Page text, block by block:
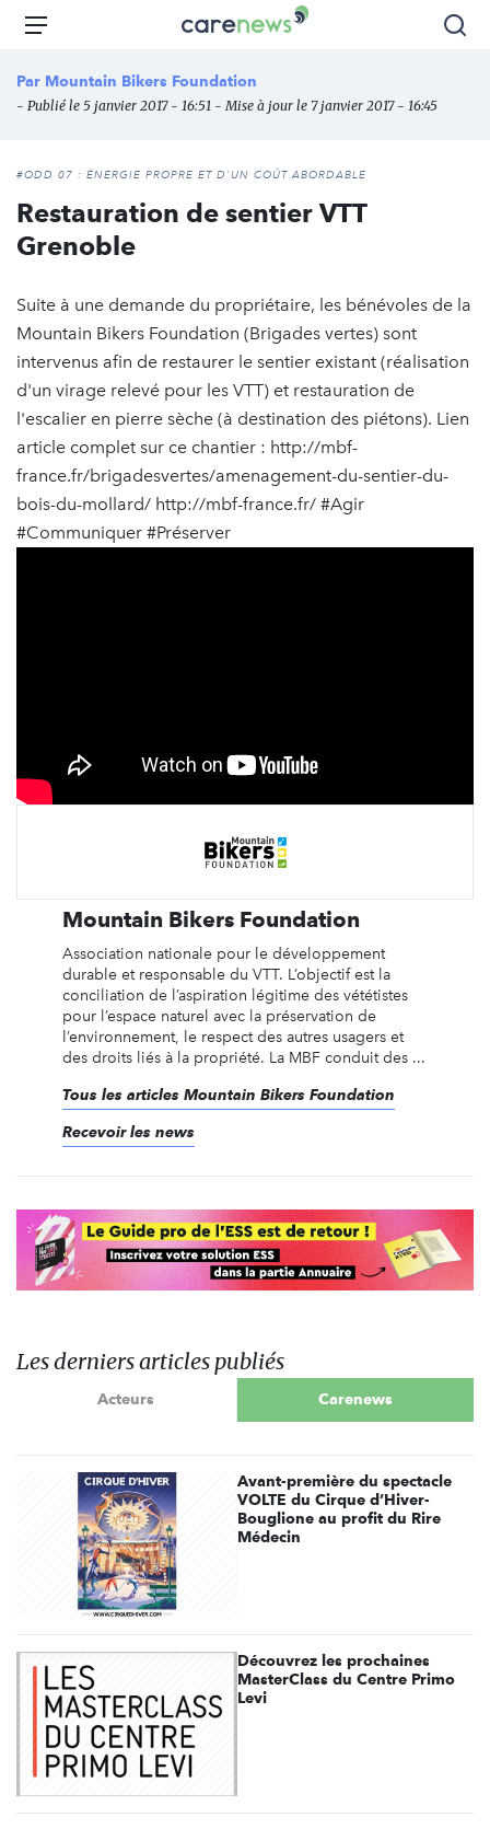
Aller
principal
Carenews,
média
des
l'engagement
Menu
Par Mountain Bikers Foundation
- Publié le 5 janvier 2017 - 16:51 - Mise à jour le 7 janvier 2017 - 16:45
#ODD 07 : ÉNERGIE PROPRE ET D'UN COÛT ABORDABLE
Restauration de sentier VTT
Grenoble
Suite à une demande du propriétaire, les bénévoles de la
Mountain Bikers Foundation (Brigades vertes) sont
intervenus afin de restaurer le sentier existant (réalisation
d'un virage relevé pour les VTT) et restauration de
l'escalier en pierre sèche (à destination des piétons). Lien
article complet sur ce chantier : http://mbf-
france.fr/brigadesvertes/amenagement-du-sentier-du-
bois-du-mollard/ http://mbf-france.fr/ #Agir
#Communiquer #Préserver
Mountain Bikers Foundation
Association nationale pour le développement
durable et responsable du VTT. L’objectif est la
conciliation de l’aspiration légitime des vététistes
pour l’espace naturel avec la préservation de
l’environnement, le respect des autres usagers et
des droits liés à la propriété. La MBF conduit des ...
Tous les articles Mountain Bikers Foundation
Recevoir les news
Les derniers articles publiés
Acteurs Carenews
Avant-première du spectacle
VOLTE du Cirque d’Hiver-
Bouglione au profit du Rire
Médecin
Découvrez les prochaines
MasterClass du Centre Primo
Levi